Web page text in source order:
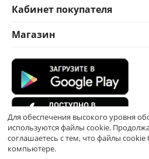
Кабинет покупателя
Магазин
Для обеспечения высокого уровня
используются файлы cookie.
соглашаетесь с тем, что файлы
компьютере.